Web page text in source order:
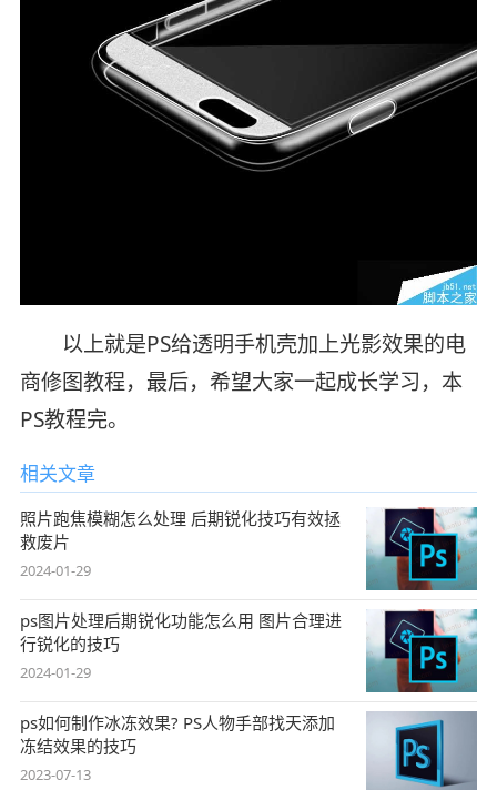
以上就是PS给透明手机壳加上光影效果的电
商修图教程，最后，希望大家一起成长学习，本
PS教程完。
相关文章
照片跑焦模糊怎么处理 后期锐化技巧有效拯
救废片
2024-01-29
ps图片处理后期锐化功能怎么用 图片合理进
行锐化的技巧
2024-01-29
ps如何制作冰冻效果? PS人物手部找天添加
冻结效果的技巧
2023-07-13